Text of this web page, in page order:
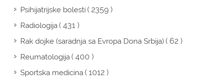
Psihijatrijske bolesti( 2359 )
Radiologija( 431 )
Rak dojke (saradnja sa Evropa Dona Srbija)( 62 )
Reumatologija( 400 )
Sportska medicina( 1012 )